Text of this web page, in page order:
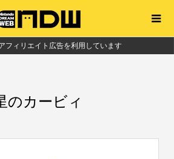
フィリエイト広告を利用しています
のカービィ